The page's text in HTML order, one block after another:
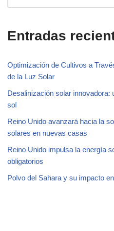
Entradas
Optimización de Cultivos a
de la Luz Solar
Desalinización solar innovadora:
sol
Reino Unido avanzará hacia la
solares en nuevas casas
Reino Unido impulsa la energía
obligatorios
Polvo del Sahara y su impacto